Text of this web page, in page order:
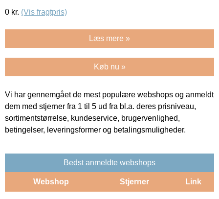
0 kr. (Vis fragtpris)
Læs mere »
Køb nu »
Vi har gennemgået de mest populære webshops og anmeldt
dem med stjerner fra 1 til 5 ud fra bl.a. deres prisniveau,
sortimentstørrelse, kundeservice, brugervenlighed,
betingelser, leveringsformer og betalingsmuligheder.
Bedst anmeldte webshops
Webshop Stjerner Link